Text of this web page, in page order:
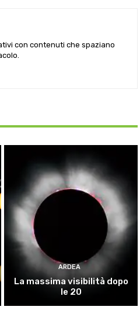
con contenuti che spaziano
ARDEA
La massima visibilità dopo
le 20